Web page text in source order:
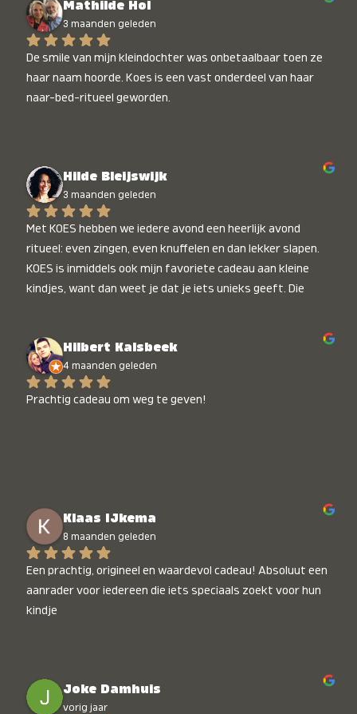
Mathilde Hol
3 maanden geleden
De smile van mijn kleindochter was onbetaalbaar toen ze
haar naam hoorde. Koes is een vast onderdeel van haar
naar-bed-ritueel geworden.
Hilde Bleijswijk
3 maanden geleden
Met KOES hebben we iedere avond een heerlijk avond
ritueel: even zingen, even knuffelen en dan lekker slapen.
KOES is inmiddels ook mijn favoriete cadeau aan kleine
kindjes, want dan weet je dat je iets unieks geeft. Die
Hilbert Kalsbeek
4 maanden geleden
Prachtig cadeau om weg te geven!
Klaas IJkema
8 maanden geleden
Een prachtig, origineel en waardevol cadeau! Absoluut een
aanrader voor iedereen die iets speciaals zoekt voor hun
kindje
Joke Damhuis
vorig jaar